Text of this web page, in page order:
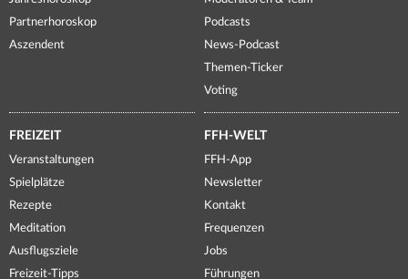
Partnerhoroskop
Aszendent
Podcasts
News-Podcast
Themen-Ticker
Voting
FREIZEIT
Veranstaltungen
Spielplätze
Rezepte
Meditation
Ausflugsziele
Freizeit-Tipps
FFH-WELT
FFH-App
Newsletter
Kontakt
Frequenzen
Jobs
Führungen